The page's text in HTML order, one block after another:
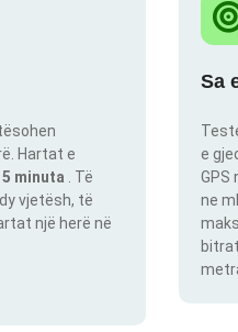
Hartat e
minuta
. Të
vjetësh, të
një herë në
Sa
e
GPS
ne